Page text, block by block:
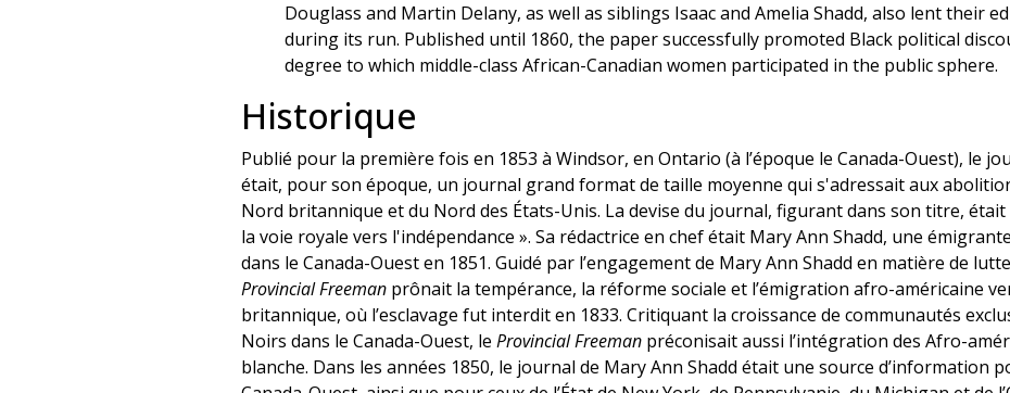
Douglass and Martin Delany, as well as siblings Isaac and Amelia Shadd, also lent their
during its run. Published until 1860, the paper successfully promoted Black political
degree to which middle-class African-Canadian women participated in the public sphere.
Historique
Publié pour la première fois en 1853 à Windsor, en Ontario (à l’époque le Canada-Ouest), le
était, pour son époque, un journal grand format de taille moyenne qui s'adressait aux
Nord britannique et du Nord des États-Unis. La devise du journal, figurant dans son titre, était
la voie royale vers l'indépendance ». Sa rédactrice en chef était Mary Ann Shadd, une
dans le Canada-Ouest en 1851. Guidé par l’engagement de Mary Ann Shadd en matière de
Provincial Freeman prônait la tempérance, la réforme sociale et l’émigration afro-américaine
britannique, où l’esclavage fut interdit en 1833. Critiquant la croissance de communautés
Noirs dans le Canada-Ouest, le Provincial Freeman préconisait aussi l’intégration des Afro-
blanche. Dans les années 1850, le journal de Mary Ann Shadd était une source d’information